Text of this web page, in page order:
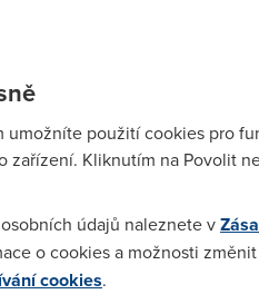
od poskytovatele koupíte
přičemž na každé bude
sítě jako dárek
zákzaníci, kteří využívají
datového balíčku
za 100 Kč, dostanete místo
umožníte použití cookies pro
zařízení. Kliknutím na Povolit
údajů naleznete v
o cookies a možnosti
cookies.